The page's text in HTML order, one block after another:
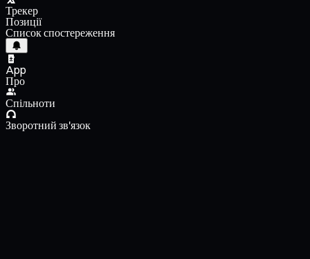
Трекер
Позиції
Список спостереження
App
Про
Спільноти
Зворотний зв'язок